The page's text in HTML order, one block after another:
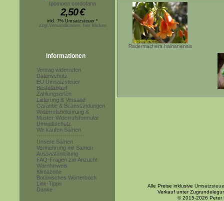
Ipomoea cordofana
2,50€
inkl. 7% Umsatzsteuer *
zzgl.Versandkosten, hier klicken
Informationen
Vertrag widerrufen
Datenschutz
EU Umsatzsteuer
Bestellablauf
Zahlungsarten
Lieferung & Versand
Garantie & Beanstandungen
Widerrufsbelehrung &
Muster-Widerrufsformular
Umweltschutz
Wir kaufen Samen
------------------------
Unsere Samen
Vermehrung mit Samen
Aussaatanleitung
FAQ-Fragen zur Anzucht
Warnhinweis
Klimazone
Botanisches Wörterbuch
Link-Tipps
Danke
Radermachera hainanensis
Alle Preise inklusive
Verkauf unter
© 2015-2026 Peter